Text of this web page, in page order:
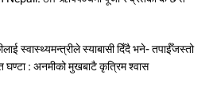
स्वास्थ्यमन्त्रीले स्याबासी दिँदै भने- तपाईँजस्तो
घण्टा : अनमीको मुखबाटै कृत्रिम श्वास